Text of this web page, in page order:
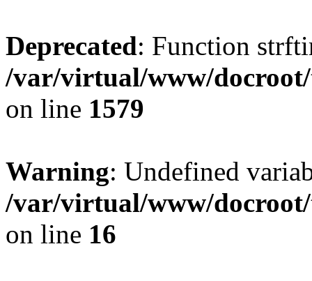
Deprecated: Function
/var/virtual/www/
on line 1579
Warning: Undefined
/var/virtual/www/
on line 16